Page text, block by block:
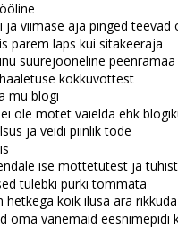
ja viimase aja pinged teevad
parem laps kui sitakeeraja
suurejooneline peenramaa
kokkuvõttest
mu blogi
ole mõtet vaielda ehk
ja veidi piinlik tõde
ise mõttetutest ja
tulebki purki tõmmata
hetkega kõik ilusa ära rikkuda
oma vanemaid eesnimepidi